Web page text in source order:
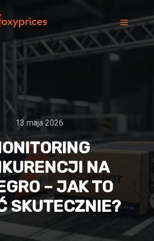
13 maja 2026
NA
– JAK TO
SKUTECZNIE?